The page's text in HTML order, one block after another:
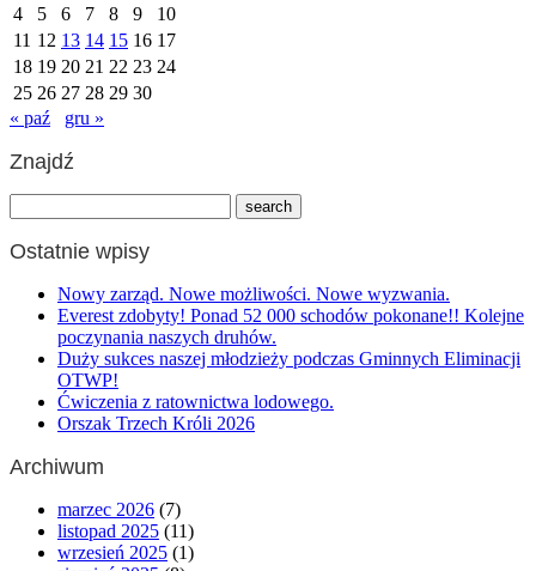
4
5 6 7 8 9
10
11 12 13 14 15 16 17
18 19 20 21 22 23 24
25 26 27 28 29 30
« paź
gru »
Znajdź
Ostatnie wpisy
Nowy zarząd. Nowe możliwości. Nowe wyzwania.
Everest zdobyty! Ponad 52 000 schodów pokonane!! Kolejne
poczynania naszych druhów.
Duży sukces naszej młodzieży podczas Gminnych Eliminacji
OTWP!
Ćwiczenia z ratownictwa lodowego.
Orszak Trzech Króli 2026
Archiwum
marzec 2026 (7)
listopad 2025 (11)
wrzesień 2025 (1)